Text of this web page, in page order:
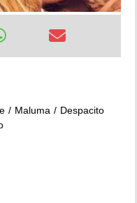
Maluma
Despacito